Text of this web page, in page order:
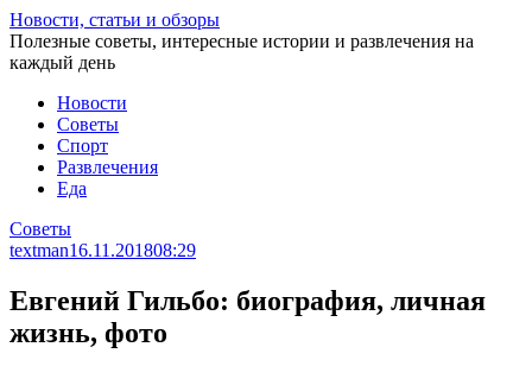
Перейти
к
статье
Новости, статьи и обзоры
Полезные советы, интересные истории и развлечения на
каждый день
Новости
Советы
Спорт
Развлечения
Еда
Советы
textman16.11.201808:29
Евгений Гильбо: биография, личная
жизнь, фото